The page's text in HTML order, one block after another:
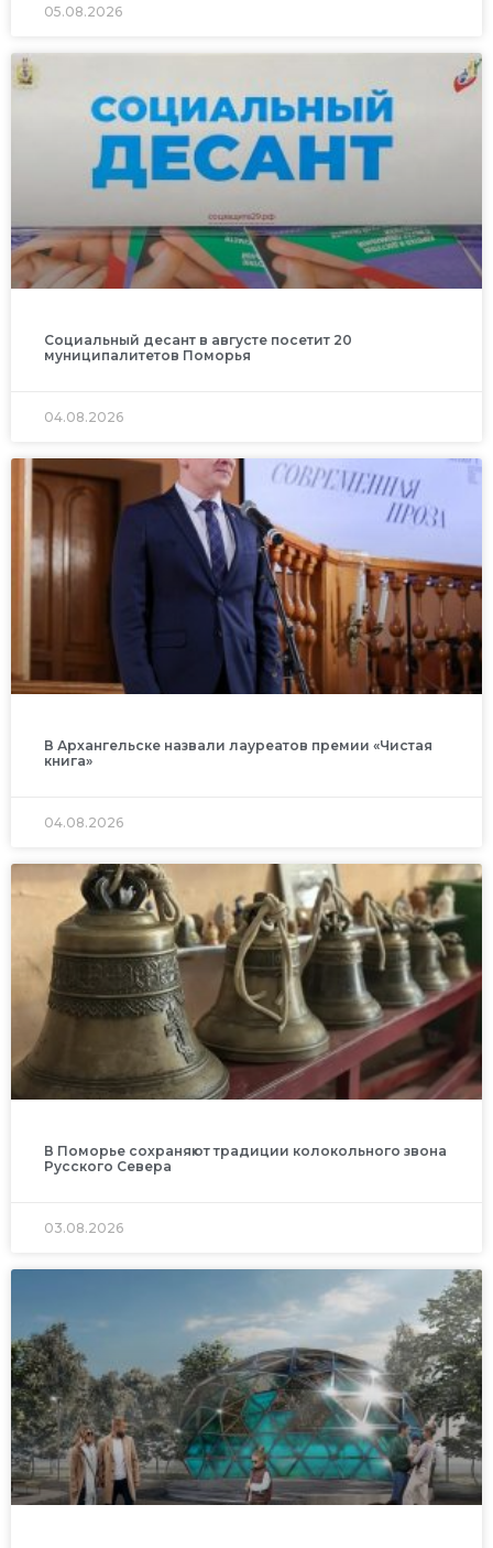
05.08.2026
Социальный десант в августе посетит 20
муниципалитетов Поморья
04.08.2026
В Архангельске назвали лауреатов премии «Чистая
книга»
04.08.2026
В Поморье сохраняют традиции колокольного звона
Русского Севера
03.08.2026